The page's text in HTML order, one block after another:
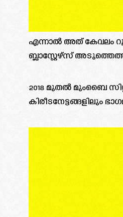
എന്നാൽ അത് കേവലം
ബ്ലാസ്റ്റേഴ്സ്
2018 മുതൽ മുംബൈ
കിരീടനേട്ടങ്ങളിലും